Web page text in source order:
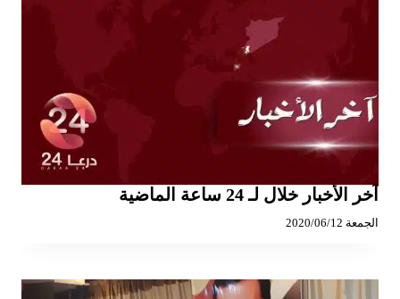
آخر الأخبار خلال لـ 24 ساعة الماضية
الجمعة 2020/06/12